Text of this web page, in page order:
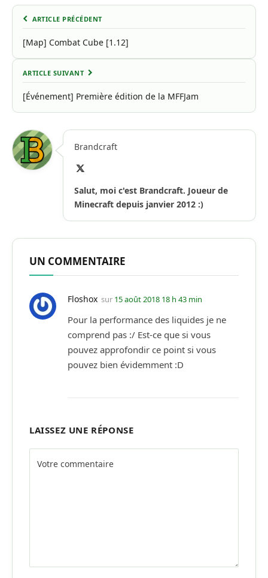
ARTICLE PRÉCÉDENT
[Map] Combat Cube [1.12]
ARTICLE SUIVANT
[Événement] Première édition de la MFFJam
Brandcraft
X
Salut, moi c'est Brandcraft. Joueur de
Minecraft depuis janvier 2012 :)
UN COMMENTAIRE
Floshox sur 15 août 2018 18 h 43 min
Pour la performance des liquides je ne
comprend pas :/ Est-ce que si vous
pouvez approfondir ce point si vous
pouvez bien évidemment :D
LAISSEZ UNE RÉPONSE